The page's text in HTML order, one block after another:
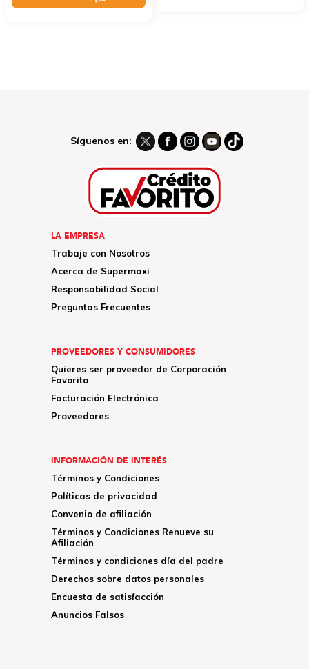
Síguenos en:
LA EMPRESA
Trabaje con Nosotros
Acerca de Supermaxi
Responsabilidad Social
Preguntas Frecuentes
PROVEEDORES Y CONSUMIDORES
Quieres ser proveedor de Corporación
Favorita
Facturación Electrónica
Proveedores
INFORMACIÓN DE INTERÉS
Términos y Condiciones
Políticas de privacidad
Convenio de afiliación
Términos y Condiciones Renueve su
Afiliación
Términos y condiciones día del padre
Derechos sobre datos personales
Encuesta de satisfacción
Anuncios Falsos